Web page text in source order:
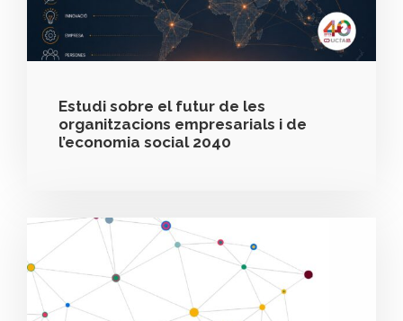
Estudi sobre el futur de les
organitzacions empresarials i de
l’economia social 2040